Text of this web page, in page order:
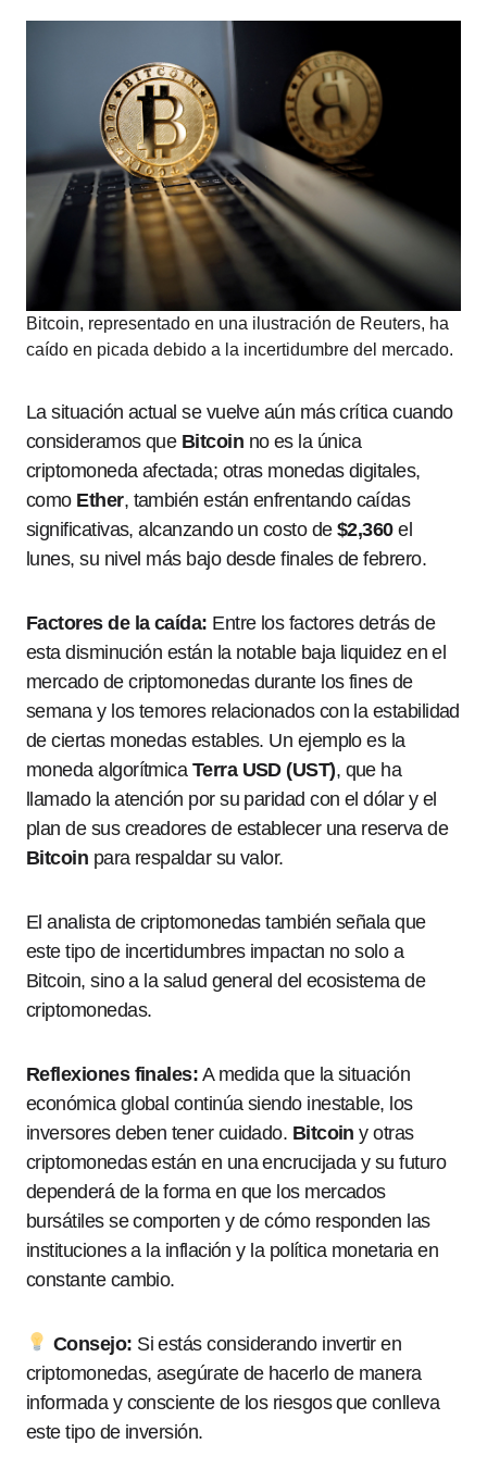
Bitcoin, representado en una ilustración de Reuters, ha
caído en picada debido a la incertidumbre del mercado.
La situación actual se vuelve aún más crítica cuando
consideramos que Bitcoin no es la única
criptomoneda afectada; otras monedas digitales,
como Ether, también están enfrentando caídas
significativas, alcanzando un costo de $2,360el
lunes, su nivel más bajo desde finales de febrero.
Factores de la caída: Entre los factores detrás de
esta disminución están la notable baja liquidez en el
mercado de criptomonedas durante los fines de
semana y los temores relacionados con la estabilidad
de ciertas monedas estables. Un ejemplo es la
moneda algorítmica Terra USD (UST), que ha
llamado la atención por su paridad con el dólar y el
plan de sus creadores de establecer una reserva de
Bitcoin para respaldar su valor.
El analista de criptomonedas también señala que
este tipo de incertidumbres impactan no solo a
Bitcoin, sino a la salud general del ecosistema de
criptomonedas.
Reflexiones finales: A medida que la situación
económica global continúa siendo inestable, los
inversores deben tener cuidado. Bitcoin y otras
criptomonedas están en una encrucijada y su futuro
dependerá de la forma en que los mercados
bursátiles se comporten y de cómo responden las
instituciones a la inflación y la política monetaria en
constante cambio.
Consejo: Si estás considerando invertir en
criptomonedas, asegúrate de hacerlo de manera
informada y consciente de los riesgos que conlleva
este tipo de inversión.